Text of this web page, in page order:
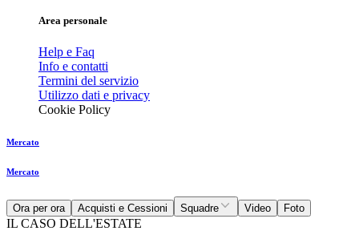
Area personale
Help e Faq
Info e contatti
Termini del servizio
Utilizzo dati e privacy
Cookie Policy
Mercato
Mercato
Ora per ora Acquisti e Cessioni Squadre Video Foto
IL CASO DELL'ESTATE